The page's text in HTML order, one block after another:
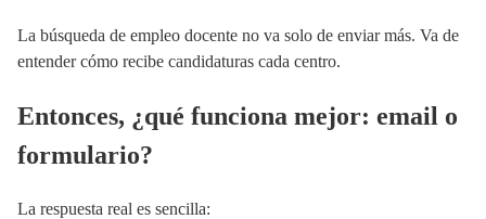
La búsqueda de empleo docente no va solo de enviar más. Va de
entender cómo recibe candidaturas cada centro.
Entonces, ¿qué funciona mejor: email o
formulario?
La respuesta real es sencilla: